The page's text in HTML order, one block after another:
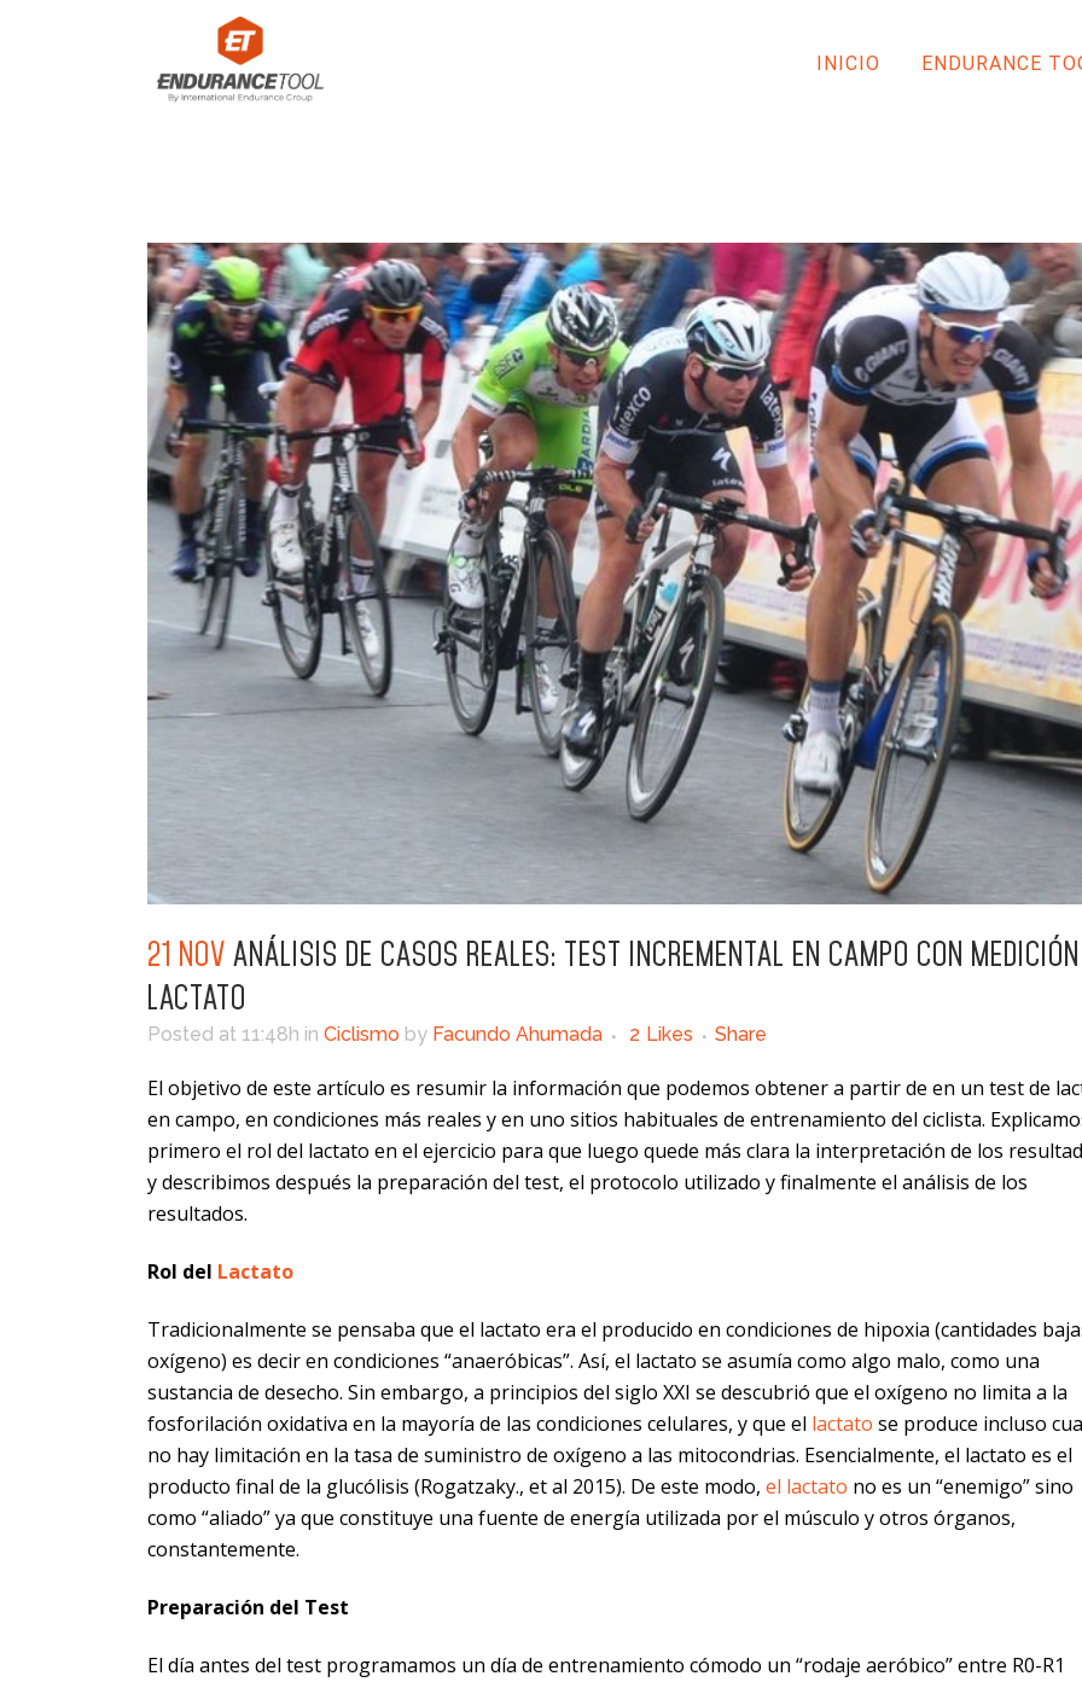
INICIO ENDURANCE
21 NOV ANÁLISIS DE CASOS REALES: TEST INCREMENTAL EN CAMPO CON MEDICIÓN
LACTATO
Posted at 11:48h in Ciclismo by Facundo Ahumada 2 Likes Share
El objetivo de este artículo es resumir la información que podemos obtener a partir de en un test de
en campo, en condiciones más reales y en uno sitios habituales de entrenamiento del ciclista.
primero el rol del lactato en el ejercicio para que luego quede más clara la interpretación de los
y describimos después la preparación del test, el protocolo utilizado y finalmente el análisis de los
resultados.
Rol del Lactato
Tradicionalmente se pensaba que el lactato era el producido en condiciones de hipoxia (cantidades
oxígeno) es decir en condiciones “anaeróbicas”. Así, el lactato se asumía como algo malo, como una
sustancia de desecho. Sin embargo, a principios del siglo XXI se descubrió que el oxígeno no limita a la
fosforilación oxidativa en la mayoría de las condiciones celulares, y que el lactato se produce incluso
no hay limitación en la tasa de suministro de oxígeno a las mitocondrias. Esencialmente, el lactato es el
producto final de la glucólisis (Rogatzaky., et al 2015). De este modo, el lactato no es un “enemigo” sino
como “aliado” ya que constituye una fuente de energía utilizada por el músculo y otros órganos,
constantemente.
Preparación del Test
El día antes del test programamos un día de entrenamiento cómodo un “rodaje aeróbico” entre R0-R1